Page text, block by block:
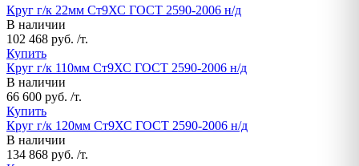
Круг г/к 22мм Ст9ХС ГОСТ 2590-2006 н/д
В наличии
102 468 руб. /т.
Купить
Круг г/к 110мм Ст9ХС ГОСТ 2590-2006 н/д
В наличии
66 600 руб. /т.
Купить
Круг г/к 120мм Ст9ХС ГОСТ 2590-2006 н/д
В наличии
134 868 руб. /т.